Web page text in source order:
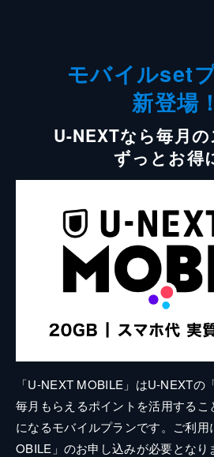
モバイルset
新登場！
U-NEXTなら毎月
ずっとお得
「U-NEXT MOBILE」はU-NEXTの
毎月もらえるポイントを活用する
になるモバイルプランです。ご利
OBILE」のお申し込みが必要となり